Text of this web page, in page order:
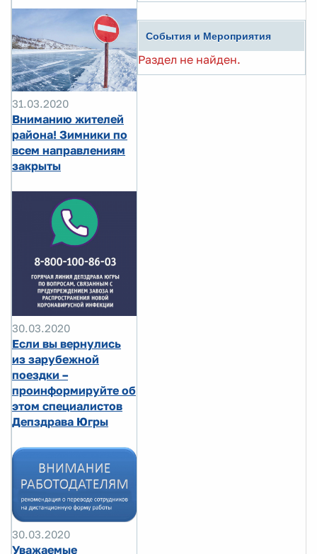
31.03.2020
Вниманию жителей
района! Зимники по
всем направлениям
закрыты
30.03.2020
Если вы вернулись
из зарубежной
поездки –
проинформируйте об
этом специалистов
Депздрава Югры
30.03.2020
Уважаемые
События и Мероприятия
Раздел не найден.